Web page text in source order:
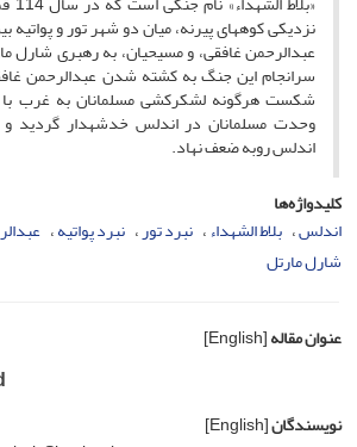
نزدیکى کوه‏هاى پیرنه، میان دو شهر تور و پواتیه
عبدالرحمن غافقى، و مسیحیان، به رهبرى شارل
سرانجام این جنگ به کشته شدن عبدالرحمن
شکست هرگونه لشکرکشى مسلمانان به غرب
وحدت مسلمانان در اندلس خدشه‏دار گردید و
اندلس روبه ضعف نهاد.
کلیدواژه‌ها
اندلس بلاط الشهداء نبرد تور نبرد پواتیه
شارل مارتل
عنوان مقاله[English]
نویسندگان[English]